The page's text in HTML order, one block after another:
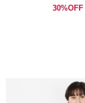
30%OFF